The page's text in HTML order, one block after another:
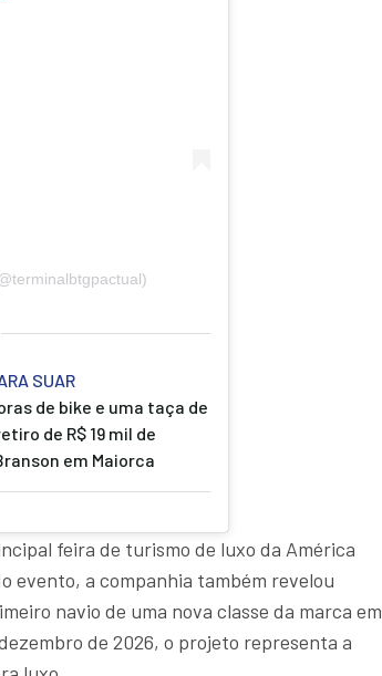
SUAR
de bike e uma taça de
de R$ 19 mil de
em Maiorca
feira de turismo de luxo da América
evento, a companhia também revelou
navio de uma nova classe da marca em
de 2026, o projeto representa a